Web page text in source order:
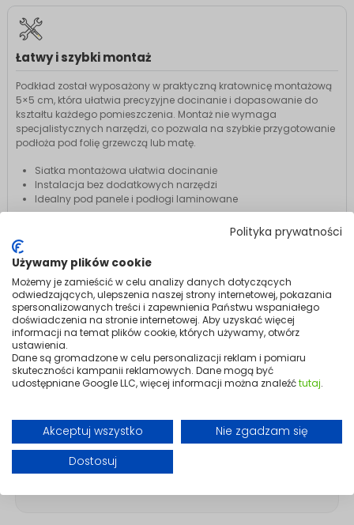
Polityka prywatności
Używamy plików cookie
Możemy je zamieścić w celu analizy danych dotyczących
odwiedzających, ulepszenia naszej strony internetowej, pokazania
spersonalizowanych treści i zapewnienia Państwu wspaniałego
doświadczenia na stronie internetowej. Aby uzyskać więcej
informacji na temat plików cookie, których używamy, otwórz
ustawienia.
Dane są gromadzone w celu personalizacji reklam i pomiaru
skuteczności kampanii reklamowych. Dane mogą być
udostępniane Google LLC, więcej informacji można znaleźćtutaj.
Akceptuj wszystko
Nie zgadzam się
Dostosuj
Łatwy i szybki montaż
Podkład został wyposażony w praktyczną kratownicę montażową
5×5 cm, która ułatwia precyzyjne docinanie i dopasowanie do
kształtu każdego pomieszczenia. Montaż nie wymaga
specjalistycznych narzędzi, co pozwala na szybkie przygotowanie
podłoża pod folię grzewczą lub matę.
Siatka montażowa ułatwia docinanie
Instalacja bez dodatkowych narzędzi
Idealny pod panele i podłogi laminowane
Opis produktu
Podkład izolacyjny Mission Air® Gold
To produkt dedykowany dla osób, które szukają niezawodnego,
trwałego i wydajnego rozwiązania, łączącego technologię
oszczędności energii z komfortemużytkowania.
Szerokość rolki